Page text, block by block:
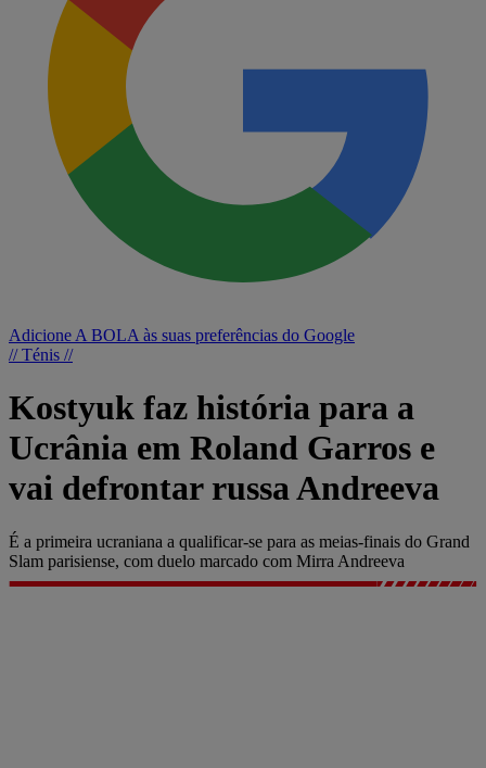
Adicione A BOLA às suas preferências do Google
// Ténis //
Kostyuk faz história para a
Ucrânia em Roland Garros e
vai defrontar russa Andreeva
É a primeira ucraniana a qualificar-se para as meias-finais do Grand
Slam parisiense, com duelo marcado com Mirra Andreeva